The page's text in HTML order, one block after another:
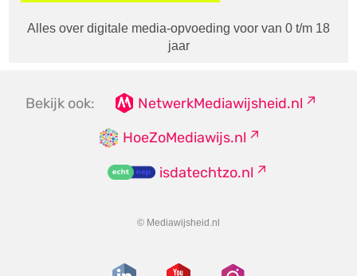
Alles over digitale media-opvoeding voor van 0 t/m 18
jaar
Bekijk ook:
NetwerkMediawijsheid.nl
HoeZoMediawijs.nl
isdatechtzo.nl
© Mediawijsheid.nl